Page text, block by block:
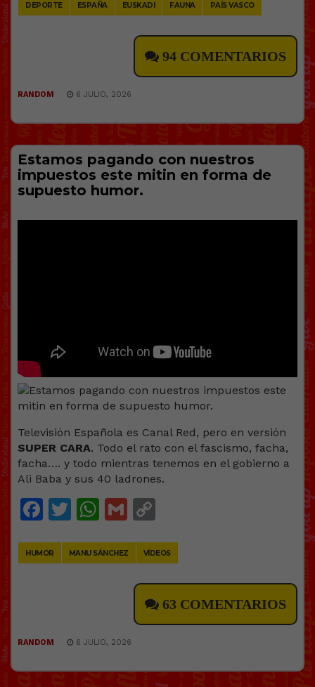
DEPORTE ESPAÑA EUSKADI FAUNA PAÍS VASCO
94 COMENTARIOS
RANDOM 6 JULIO, 2026
Estamos pagando con nuestros
impuestos este mitin en forma de
supuesto humor.
Televisión Española es Canal Red, pero en versión
SUPER CARA. Todo el rato con el fascismo, facha,
facha…. y todo mientras tenemos en el gobierno a
Ali Baba y sus 40 ladrones.
Facebook
Twitter
WhatsApp
Gmail
HUMOR MANU SÁNCHEZ VÍDEOS
63 COMENTARIOS
RANDOM 6 JULIO, 2026